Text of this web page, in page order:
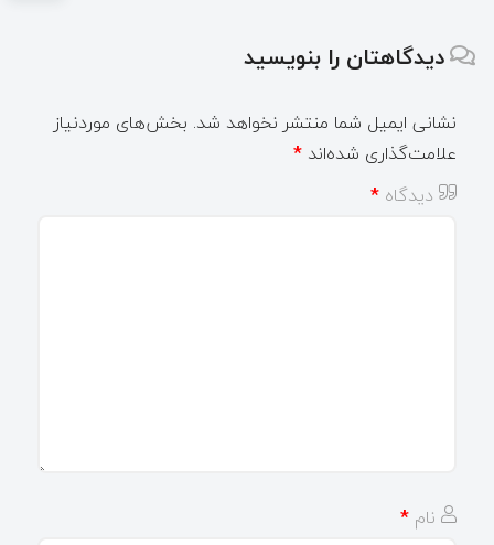
دیدگاهتان را بنویسید
نشانی ایمیل شما منتشر نخواهد شد. بخش‌های موردنیاز
علامت‌گذاری شده‌اند *
دیدگاه *
نام *